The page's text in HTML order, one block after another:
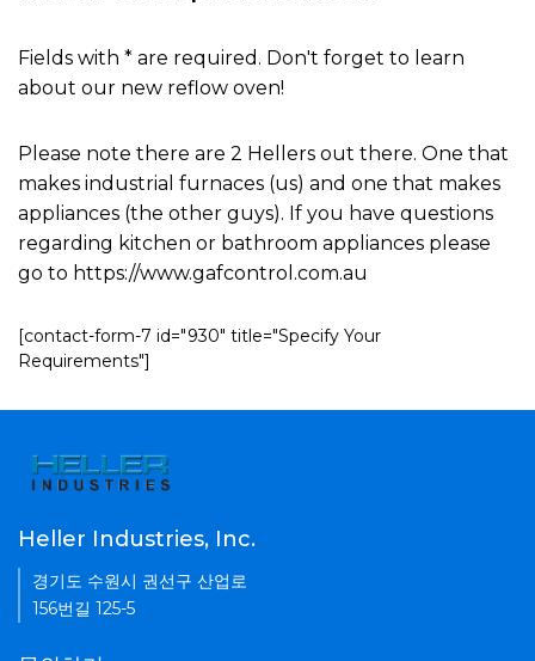
Fields with * are required. Don't forget to learn
about our new reflow oven!
Please note there are 2 Hellers out there. One that
makes industrial furnaces (us) and one that makes
appliances (the other guys). If you have questions
regarding kitchen or bathroom appliances please
go to https://www.gafcontrol.com.au
[contact-form-7 id="930" title="Specify Your
Requirements"]
Heller Industries, Inc.
경기도 수원시 권선구 산업로
156번길 125-5